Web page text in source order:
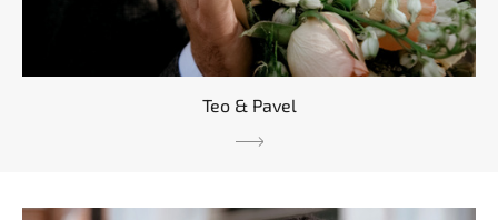
Teo & Pavel